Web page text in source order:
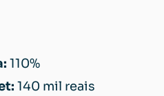
110%
140 mil reais